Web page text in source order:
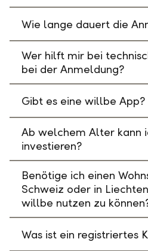
Wie lange dauert die
Wer hilft mir bei
bei der Anmeldung?
Gibt es eine willbe App?
Ab welchem Alter kann
investieren?
Benötige ich einen
Schweiz oder in
willbe nutzen zu
Was ist ein registriertes